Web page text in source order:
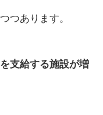
つあります。
支給する施設が増